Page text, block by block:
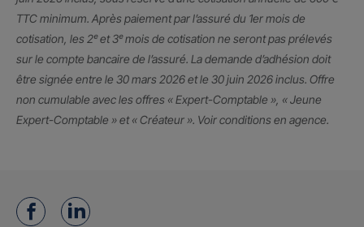
TTC minimum. Après paiement par l’assuré du 1er mois de
cotisation, les 2ᵉ et 3ᵉ mois de cotisation ne seront pas prélevés
sur le compte bancaire de l’assuré. La demande d’adhésion doit
être signée entre le 30 mars 2026 et le 30 juin 2026 inclus. Offre
non cumulable avec les offres « Expert-Comptable », « Jeune
Expert-Comptable » et « Créateur ». Voir conditions en agence.